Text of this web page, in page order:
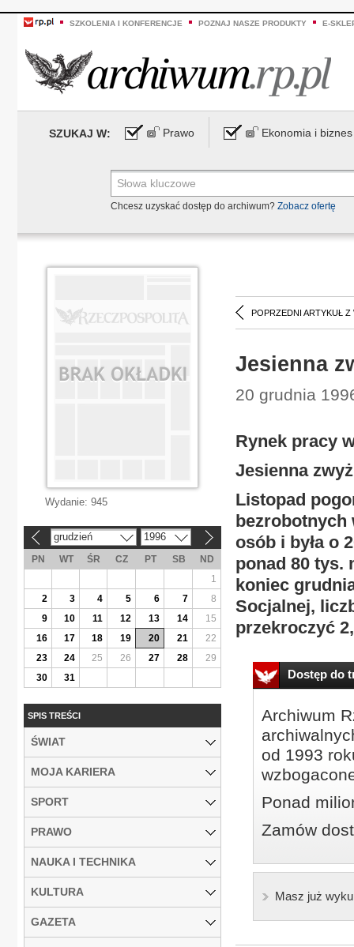
SZKOLENIA I KONFERENCJE POZNAJ NASZE PRODUKTY E-
SZUKAJ W: Prawo Ekonomia i biznes
Chcesz uzyskać dostęp do archiwum? Zobacz ofertę
POPRZEDNI ARTYKUŁ Z
Jesienna
20 grudnia
Rynek pracy
Jesienna
Listopad
bezrobotnych
osób i była o
ponad 80 tys.
koniec
Socjalnej,
przekroczyć
Dostęp do
Archiwum
od 1993
Ponad
Zamów
Masz już
Wydanie: 945
grudzień 1996
PN WT ŚR CZ PT SB
ND
1
2
3 4 5 6 7
8
9
10 11 12 13 14
15
16
17 18 19 20 21
22
23
24 25 26 27 28
29
30
31
SPIS TREŚCI
ŚWIAT
MOJA KARIERA
SPORT
PRAWO
NAUKA I TECHNIKA
KULTURA
GAZETA